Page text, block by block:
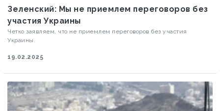
Зеленский: Мы не приемлем переговоров без
участия Украины
Четко заявляем, что не приемлем переговоров без участия
Украины.
19.02.2025